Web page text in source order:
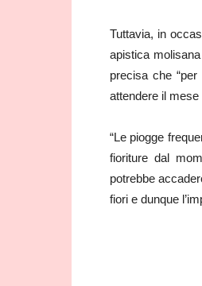
Tuttavia, in
apistica
precisa che
attendere il mese
“Le piogge
fioriture dal
potrebbe
fiori e dunque